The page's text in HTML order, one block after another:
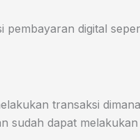
digital
transaksi
sudah dapat